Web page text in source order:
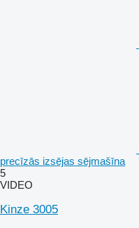
precīzās izsējas sējmašīna
5
VIDEO
Kinze 3005